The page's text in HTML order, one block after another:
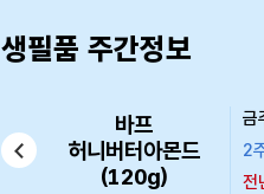
생필품 주간정보
바프
허니버터아몬드
(120g)
금
2
전
머거본 볶음땅콩
(300g)
금
2
전
백설 소면(900g)
금
2
전
옛날국수 소면
(900g)
금
2
전
고향만두(900g)
금
2
전